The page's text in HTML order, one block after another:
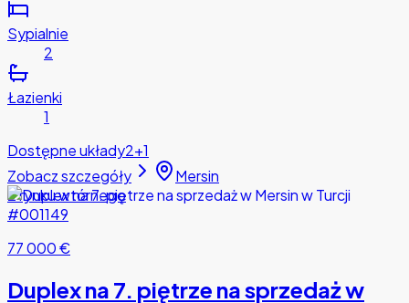
Sypialnie
2
Łazienki
1
Dostępne układy2+1
Zobacz szczegóły
Mersin
Z rynku wtórnego
#001149
77 000 €
Duplex na 7. piętrze na sprzedaż w